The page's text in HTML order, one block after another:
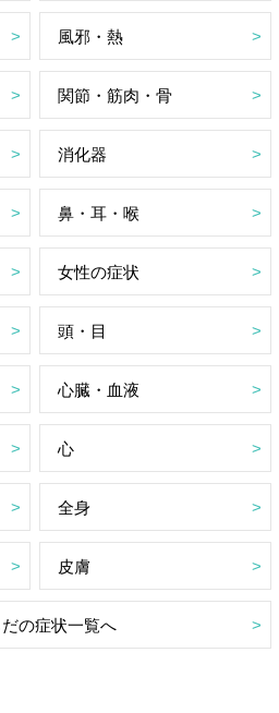
風邪・熱
関節・筋肉・骨
消化器
鼻・耳・喉
女性の症状
頭・目
心臓・血液
心
全身
皮膚
の症状一覧へ